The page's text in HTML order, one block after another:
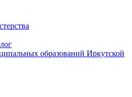
образований Иркутской